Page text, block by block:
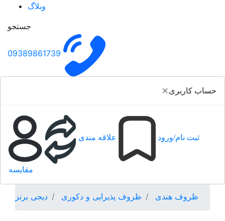
وبلاگ
جستجو
09389861739
×حساب کاربری
ثبت نام/ورود علاقه مندی
مقایسه
دیجی برنز ظروف پذیرایی و دکوری ظروف هندی